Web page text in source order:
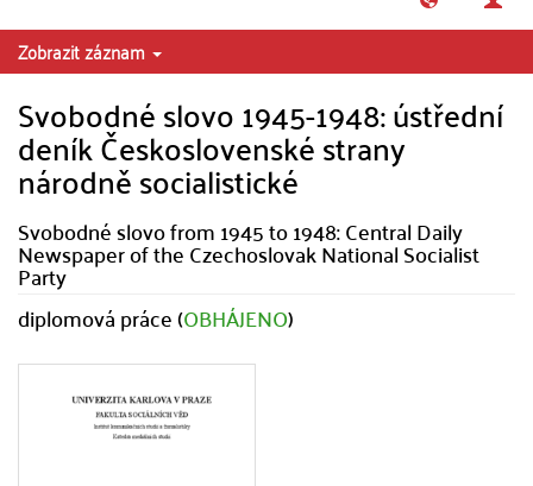
Zobrazit záznam
Svobodné slovo 1945-1948: ústřední
deník Československé strany
národně socialistické
Svobodné slovo from 1945 to 1948: Central Daily
Newspaper of the Czechoslovak National Socialist
Party
diplomová práce (OBHÁJENO)